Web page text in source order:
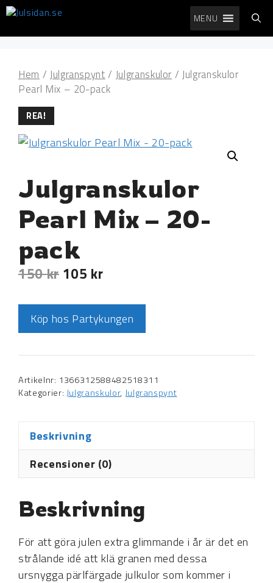
Hoppa
innehåll
MENU
Hem / Julgranspynt / Julgranskulor / Julgranskulor
Pearl Mix – 20-pack
REA!
Julgranskulor
Pearl Mix – 20-
pack
150kr 105 kr
Köp hos Partykungen
Artikelnr: 1366312588482518311
Kategorier: Julgranskulor, Julgranspynt
Beskrivning
Recensioner (0)
Beskrivning
För att göra julen extra glimmande i år är det en
strålande idé att klä granen med dessa
ursnygga pärlfärgade julkulor som kommer i